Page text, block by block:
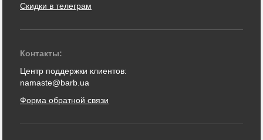
Скидки в телеграм
Контакты:
Центр поддержки клиентов:
namaste@barb.ua
Форма обратной связи